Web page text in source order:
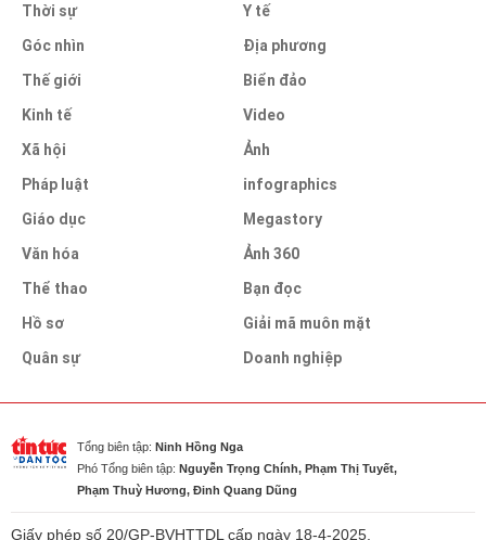
Thời sự
Góc nhìn
Thế giới
Kinh tế
Xã hội
Pháp luật
Giáo dục
Văn hóa
Thể thao
Hồ sơ
Quân sự
Y tế
Địa phương
Biển đảo
Video
Ảnh
infographics
Megastory
Ảnh 360
Bạn đọc
Giải mã muôn mặt
Doanh nghiệp
Tổng biên tập: Ninh Hồng Nga
Phó Tổng biên tập: Nguyễn Trọng Chính, Phạm Thị Tuyết,
Phạm Thuỳ Hương, Đinh Quang Dũng
Giấy phép số 20/GP-BVHTTDL cấp ngày 18-4-2025.